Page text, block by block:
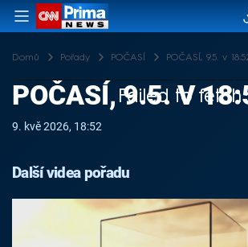
Domů Pořady POČASÍ POČASÍ, 9.5. v
Failed to fetch
POČASÍ, 9.5. V
9. kvě 2026, 18:52
Další videa pořadu